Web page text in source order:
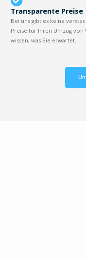
Transparente Preise
Bei uns gibt es keine
Preise für Ihren Umzug von
wissen, was Sie erwartet.